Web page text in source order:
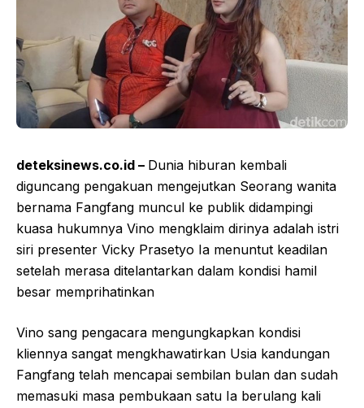
deteksinews.co.id – Dunia hiburan kembali
diguncang pengakuan mengejutkan Seorang wanita
bernama Fangfang muncul ke publik didampingi
kuasa hukumnya Vino mengklaim dirinya adalah istri
siri presenter Vicky Prasetyo Ia menuntut keadilan
setelah merasa ditelantarkan dalam kondisi hamil
besar memprihatinkan
Vino sang pengacara mengungkapkan kondisi
kliennya sangat mengkhawatirkan Usia kandungan
Fangfang telah mencapai sembilan bulan dan sudah
memasuki masa pembukaan satu Ia berulang kali